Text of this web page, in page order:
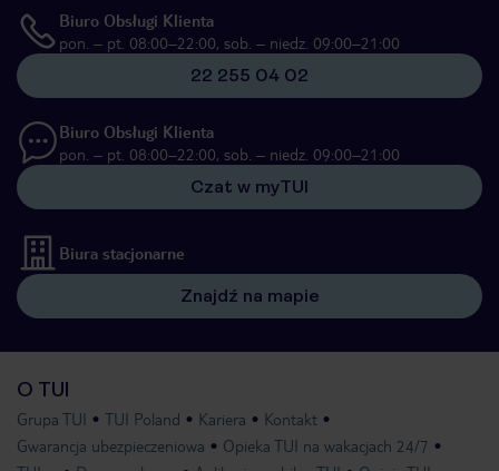
Biuro Obsługi Klienta
pon. – pt. 08:00–22:00, sob. – niedz. 09:00–21:00
22 255 04 02
Biuro Obsługi Klienta
pon. – pt. 08:00–22:00, sob. – niedz. 09:00–21:00
Czat w myTUI
Biura stacjonarne
Znajdź na mapie
O TUI
Grupa TUI TUI Poland Kariera
Kontakt
Gwarancja ubezpieczeniowa
Opieka TUI na wakacjach 24/7